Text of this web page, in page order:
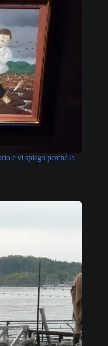
e vi spiego perché la